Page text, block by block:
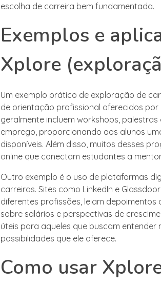
escolha de carreira bem fundamentada.
Exemplos e
Xplore
Um exemplo prático de exploração de
de orientação profissional oferecidos por
geralmente incluem workshops,
emprego, proporcionando aos alunos
disponíveis. Além disso, muitos desses
online que conectam estudantes a
Outro exemplo é o uso de plataformas
carreiras. Sites como LinkedIn e
diferentes profissões, leiam
sobre salários e perspectivas de
úteis para aqueles que buscam
possibilidades que ele oferece.
Como usar